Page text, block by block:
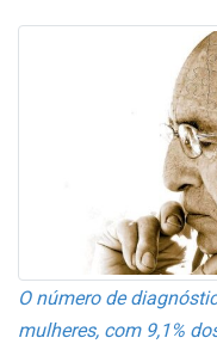
O número de
mulheres, com 9,1%